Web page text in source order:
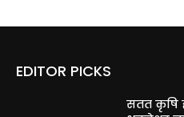
EDITOR PICKS
सतत कृषि